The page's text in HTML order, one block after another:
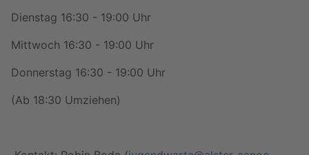
Dienstag 16:30 - 19:00 Uhr
Mittwoch 16:30 - 19:00 Uhr
Donnerstag 16:30 - 19:00 Uhr
(Ab 18:30 Umziehen)